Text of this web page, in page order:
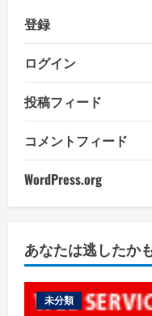
登録
ログイン
投稿フィード
コメントフィード
WordPress.org
あなたは逃したか
未分類